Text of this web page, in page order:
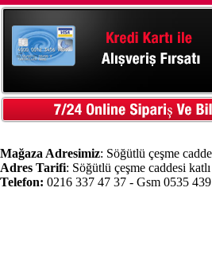
Mağaza Adresimiz: Söğütlü çeşme
Adres Tarifi: Söğütlü çeşme caddesi
Telefon: 0216 337 47 37 - Gsm 0535 439